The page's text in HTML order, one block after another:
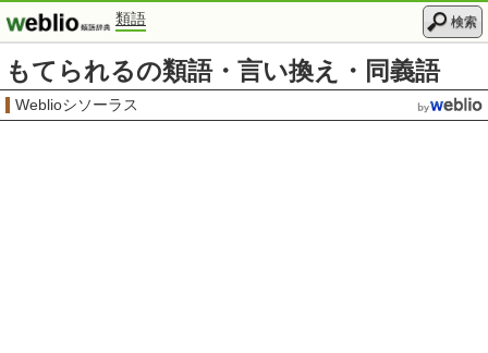
類語 検索
もてられるの類語・言い換え・同義語
Weblioシソーラス